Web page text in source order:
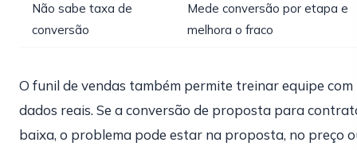
Não sabe taxa de
conversão
Mede conversão por etapa e
melhora o fraco
O funil de vendas também permite treinar equipe com
dados reais. Se a conversão de proposta para
baixa, o problema pode estar na proposta, no preço